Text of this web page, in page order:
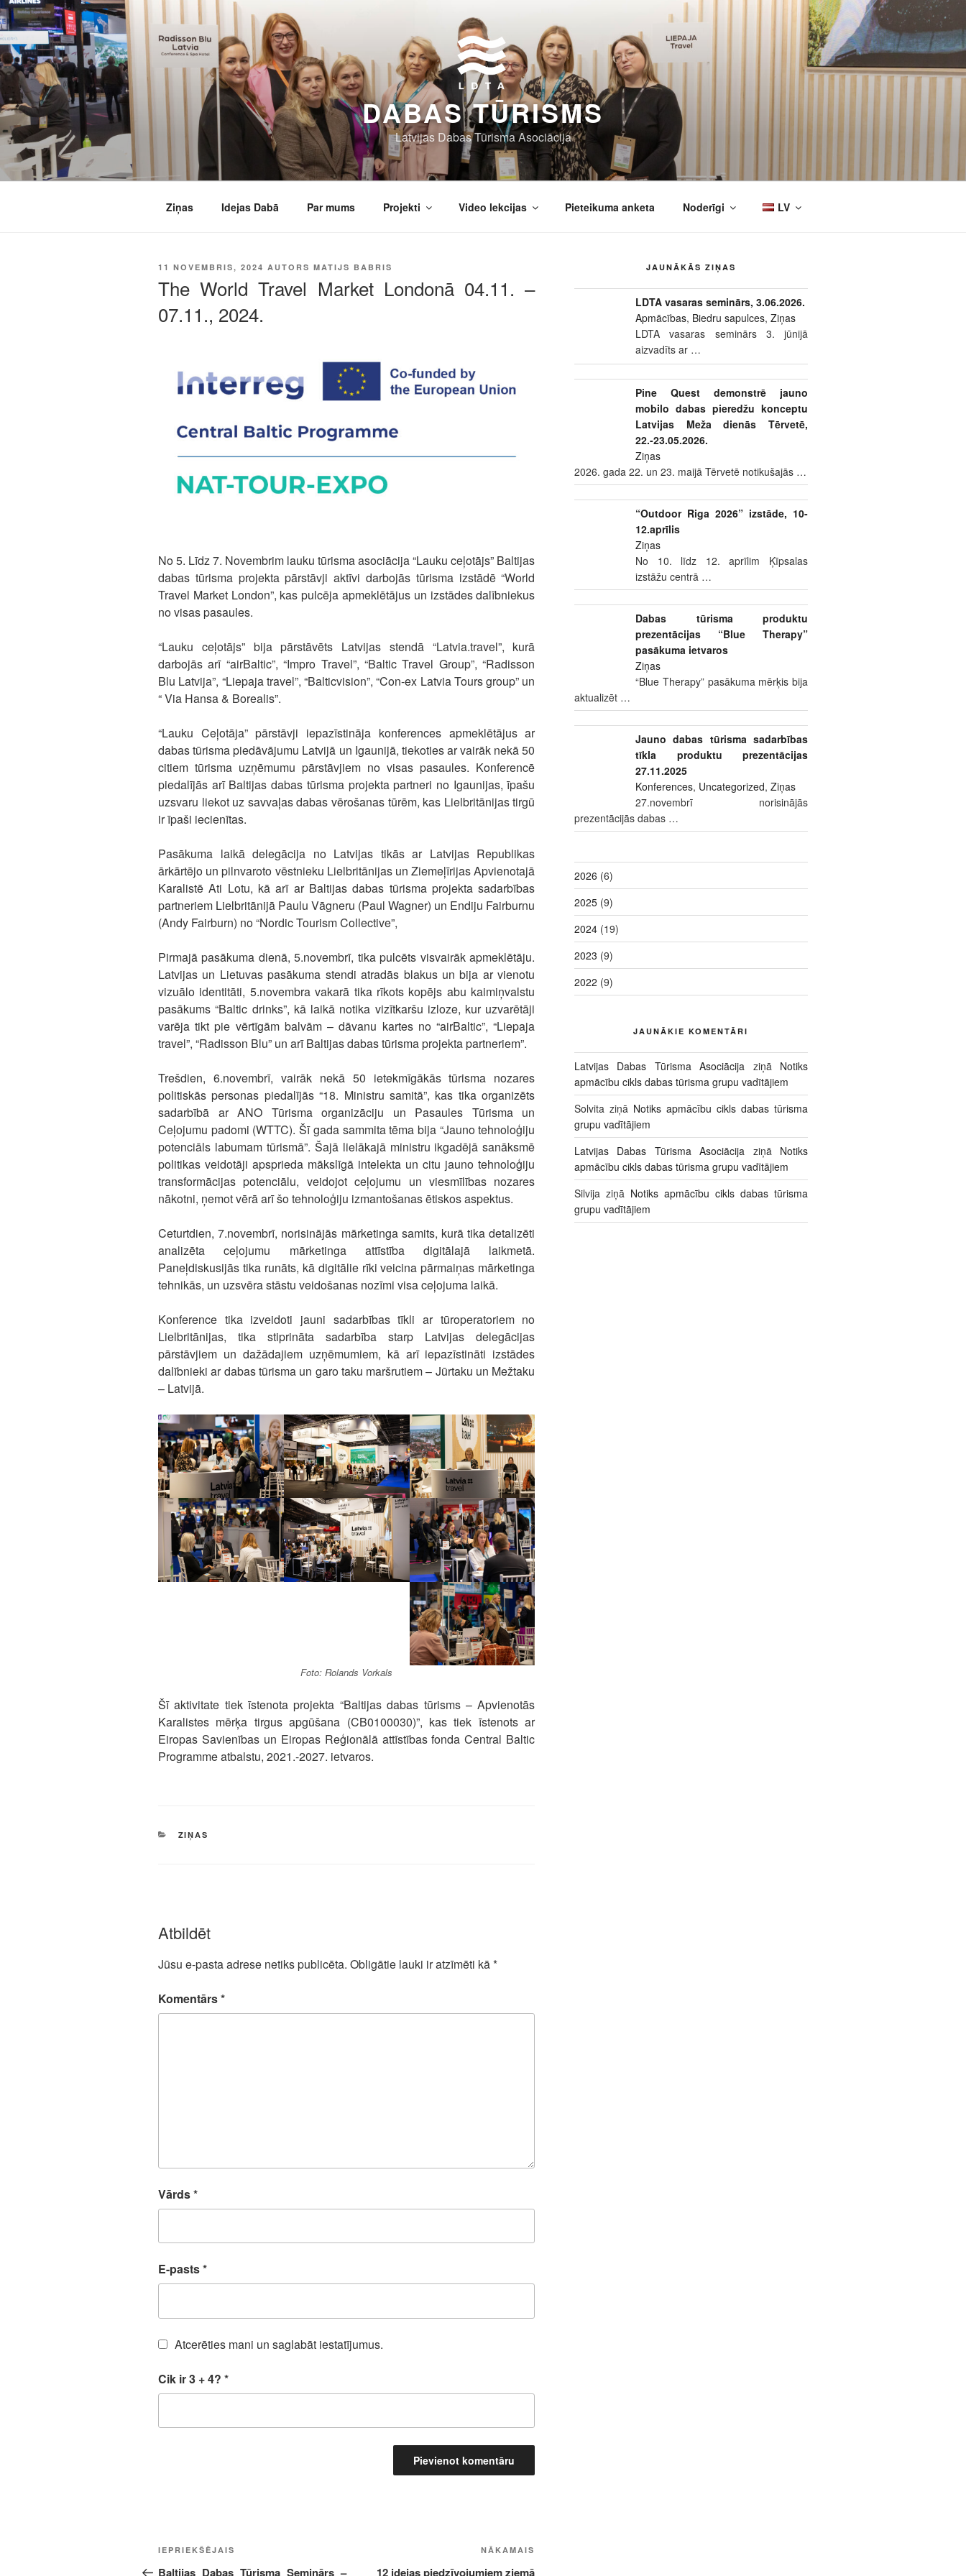
Doties
uz
saturu
DABAS TŪRISMS
Latvijas Dabas Tūrisma Asociācija
Ziņas Idejas Dabā Par mums Projekti Video lekcijas Pieteikuma anketa Noderīgi LV
PUBLICĒTS
11 NOVEMBRIS, 2024 AUTORS MATIJS BABRIS
The World Travel Market Londonā 04.11. –
07.11., 2024.
No 5. Līdz 7. Novembrim lauku tūrisma asociācija “Lauku ceļotājs” Baltijas
dabas tūrisma projekta pārstāvji aktīvi darbojās tūrisma izstādē “World
Travel Market London”, kas pulcēja apmeklētājus un izstādes dalībniekus
no visas pasaules.
“Lauku ceļotājs” bija pārstāvēts Latvijas stendā “Latvia.travel”, kurā
darbojās arī “airBaltic”, “Impro Travel”, “Baltic Travel Group”, “Radisson
Blu Latvija”, “Liepaja travel”, “Balticvision”, “Con-ex Latvia Tours group” un
“ Via Hansa & Borealis”.
“Lauku Ceļotāja” pārstāvji iepazīstināja konferences apmeklētājus ar
dabas tūrisma piedāvājumu Latvijā un Igaunijā, tiekoties ar vairāk nekā 50
citiem tūrisma uzņēmumu pārstāvjiem no visas pasaules. Konferencē
piedalījās arī Baltijas dabas tūrisma projekta partneri no Igaunijas, īpašu
uzsvaru liekot uz savvaļas dabas vērošanas tūrēm, kas Lielbritānijas tirgū
ir īpaši iecienītas.
Pasākuma laikā delegācija no Latvijas tikās ar Latvijas Republikas
ārkārtējo un pilnvaroto vēstnieku Lielbritānijas un Ziemeļīrijas Apvienotajā
Karalistē Ati Lotu, kā arī ar Baltijas dabas tūrisma projekta sadarbības
partneriem Lielbritānijā Paulu Vāgneru (Paul Wagner) un Endiju Fairburnu
(Andy Fairburn) no “Nordic Tourism Collective”,
Pirmajā pasākuma dienā, 5.novembrī, tika pulcēts visvairāk apmeklētāju.
Latvijas un Lietuvas pasākuma stendi atradās blakus un bija ar vienotu
vizuālo identitāti, 5.novembra vakarā tika rīkots kopējs abu kaimiņvalstu
pasākums “Baltic drinks”, kā laikā notika vizītkaršu izloze, kur uzvarētāji
varēja tikt pie vērtīgām balvām – dāvanu kartes no “airBaltic”, “Liepaja
travel”, “Radisson Blu” un arī Baltijas dabas tūrisma projekta partneriem”.
Trešdien, 6.novembrī, vairāk nekā 50 ietekmīgākās tūrisma nozares
politiskās personas piedalījās “18. Ministru samitā”, kas tika organizēts
sadarbībā ar ANO Tūrisma organizāciju un Pasaules Tūrisma un
Ceļojumu padomi (WTTC). Šī gada sammita tēma bija “Jauno tehnoloģiju
potenciāls labumam tūrismā”. Šajā lielākajā ministru ikgadējā sanāksmē
politikas veidotāji apsprieda mākslīgā intelekta un citu jauno tehnoloģiju
transformācijas potenciālu, veidojot ceļojumu un viesmīlības nozares
nākotni, ņemot vērā arī šo tehnoloģiju izmantošanas ētiskos aspektus.
Ceturtdien, 7.novembrī, norisinājās mārketinga samits, kurā tika detalizēti
analizēta ceļojumu mārketinga attīstība digitālajā laikmetā.
Paneļdiskusijās tika runāts, kā digitālie rīki veicina pārmaiņas mārketinga
tehnikās, un uzsvēra stāstu veidošanas nozīmi visa ceļojuma laikā.
Konference tika izveidoti jauni sadarbības tīkli ar tūroperatoriem no
Lielbritānijas, tika stiprināta sadarbība starp Latvijas delegācijas
pārstāvjiem un dažādajiem uzņēmumiem, kā arī iepazīstināti izstādes
dalībnieki ar dabas tūrisma un garo taku maršrutiem – Jūrtaku un Mežtaku
– Latvijā.
Foto: Rolands Vorkals
Šī aktivitate tiek īstenota projekta “Baltijas dabas tūrisms – Apvienotās
Karalistes mērķa tirgus apgūšana (CB0100030)”, kas tiek īstenots ar
Eiropas Savienības un Eiropas Reģionālā attīstības fonda Central Baltic
Programme atbalstu, 2021.-2027. ietvaros.
KATEGORIJAS
ZIŅAS
Atbildēt
Jūsu e-pasta adrese netiks publicēta. Obligātie lauki ir atzīmēti kā*
Komentārs*
Vārds*
E-pasts*
Atcerēties mani un saglabāt iestatījumus.
Cik ir 3 + 4? *
Ziņu
izvēlne
Iepriekšējā
ziņa:
IEPRIEKŠĒJAIS
Baltijas Dabas Tūrisma Seminārs –
ziņa
NĀKAMAIS
12 idejas piedzīvojumiem ziemā
JAUNĀKĀS ZIŅAS
LDTA vasaras seminārs, 3.06.2026.
Apmācības, Biedru sapulces,Ziņas
LDTA vasaras seminārs 3. jūnijā
aizvadīts ar …
Pine Quest demonstrē jauno
mobilo dabas pieredžu konceptu
Latvijas Meža dienās Tērvetē,
22.-23.05.2026.
Ziņas
2026. gada 22. un 23. maijā Tērvetē notikušajās …
“Outdoor Riga 2026” izstāde, 10-
12.aprīlis
Ziņas
No 10. līdz 12. aprīlim Ķīpsalas
izstāžu centrā …
Dabas tūrisma produktu
prezentācijas “Blue Therapy”
pasākuma ietvaros
Ziņas
“Blue Therapy” pasākuma mērķis bija
aktualizēt …
Jauno dabas tūrisma sadarbības
tīkla produktu prezentācijas
27.11.2025
Konferences, Uncategorized,Ziņas
27.novembrī norisinājās
prezentācijās dabas …
2026 (6)
2025(9)
2024(19)
2023 (9)
2022 (9)
JAUNĀKIE KOMENTĀRI
Latvijas Dabas Tūrisma Asociācija ziņā Notiks
apmācību cikls dabas tūrisma grupu vadītājiem
Solvita ziņā Notiks apmācību cikls dabas tūrisma
grupu vadītājiem
Latvijas Dabas Tūrisma Asociācija ziņā Notiks
apmācību cikls dabas tūrisma grupu vadītājiem
Silvija ziņā Notiks apmācību cikls dabas tūrisma
grupu vadītājiem